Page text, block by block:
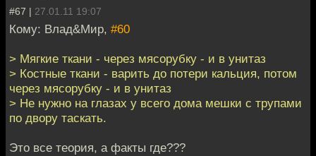
#67 | 27.01.11 19:07
Кому: Влад&Мир, #60
> Мягкие ткани - через мясорубку - и в унитаз
> Костные ткани - варить до потери кальция, потом
через мясорубку - и в унитаз
> Не нужно на глазах у всего дома мешки с трупами
по двору таскать.
Это все теория, а факты где???